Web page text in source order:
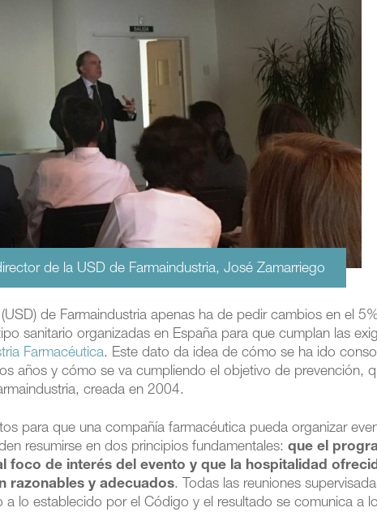
de la USD de Farmaindustria, José Zamarriego
de Farmaindustria apenas ha de pedir cambios en el
sanitario organizadas en España para que cumplan las
Farmacéutica. Este dato da idea de cómo se ha ido
años y cómo se va cumpliendo el objetivo de prevención,
creada en 2004.
para que una compañía farmacéutica pueda organizar
resumirse en dos principios fundamentales:que el
foco de interés del evento y que la hospitalidad
razonables y adecuados. Todas las reuniones
a lo establecido por el Código y el resultado se comunica a